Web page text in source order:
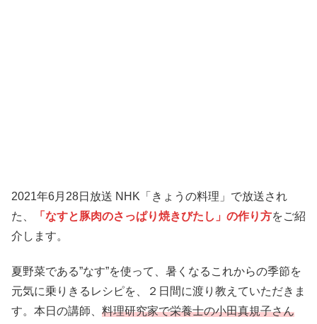
2021年6月28日放送 NHK「きょうの料理」で放送され
た、
「なすと豚肉のさっぱり焼きびたし」の作り方をご紹
介します。
夏野菜である”なす”を使って、暑くなるこれからの季節を
元気に乗りきるレシピを、２日間に渡り教えていただきま
す。本日の講師、 料理研究家で栄養士の小田真規子さん